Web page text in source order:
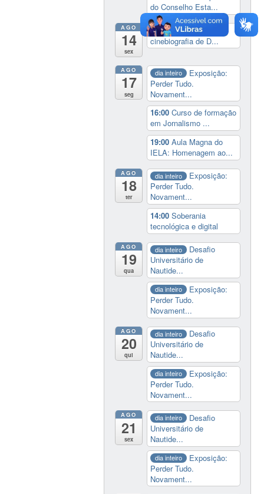
do Conselho Esta...
AGO
14
sex
14:00 Lançamento da
cinebiografia de D...
AGO
17
seg
dia inteiro
Exposição:
Perder Tudo.
Novament...
16:00Curso de formação
em Jornalismo ...
19:00Aula Magna do
IELA: Homenagem ao...
AGO
18
ter
dia inteiro
Exposição:
Perder Tudo.
Novament...
14:00Soberania
tecnológica e digital
AGO
19
qua
dia inteiro
Desafio
Universitário de
Nautide...
dia inteiro
Exposição:
Perder Tudo.
Novament...
AGO
20
qui
dia inteiro
Desafio
Universitário de
Nautide...
dia inteiro
Exposição:
Perder Tudo.
Novament...
AGO
21
sex
dia inteiro
Desafio
Universitário de
Nautide...
dia inteiro
Exposição:
Perder Tudo.
Novament...